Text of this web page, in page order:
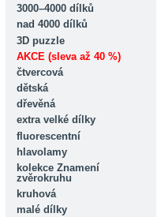
3000–4000 dílků
nad 4000 dílků
3D puzzle
AKCE (sleva až 40 %)
čtvercová
dětská
dřevěná
extra velké dílky
fluorescentní
hlavolamy
kolekce Znamení
zvěrokruhu
kruhová
malé dílky